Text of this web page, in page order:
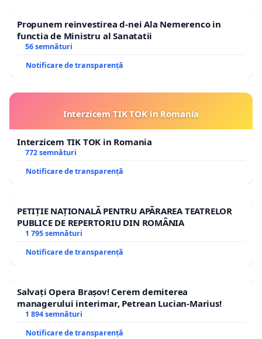
Propunem reinvestirea d-nei Ala Nemerenco in
functia de Ministru al Sanatatii
56 semnături
Notificare de transparență
Interzicem TIK TOK in Romania
Interzicem TIK TOK in Romania
772 semnături
Notificare de transparență
PETIȚIE NAȚIONALĂ PENTRU APĂRAREA TEATRELOR
PUBLICE DE REPERTORIU DIN ROMÂNIA
1 795 semnături
Notificare de transparență
Salvați Opera Brașov! Cerem demiterea
managerului interimar, Petrean Lucian-Marius!
1 894 semnături
Notificare de transparență